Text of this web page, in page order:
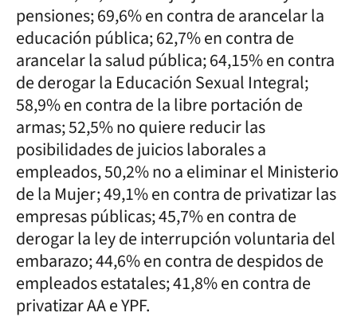
pensiones; 69,6% en contra de arancelar la
educación pública; 62,7% en contra de
arancelar la salud pública; 64,15% en contra
de derogar la Educación Sexual Integral;
58,9% en contra de la libre portación de
armas; 52,5% no quiere reducir las
posibilidades de juicios laborales a
empleados, 50,2% no a eliminar el Ministerio
de la Mujer; 49,1% en contra de privatizar las
empresas públicas; 45,7% en contra de
derogar la ley de interrupción voluntaria del
embarazo; 44,6% en contra de despidos de
empleados estatales; 41,8% en contra de
privatizar AA e YPF.